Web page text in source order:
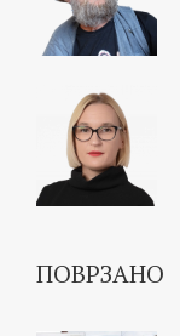
ПОВРЗАНО